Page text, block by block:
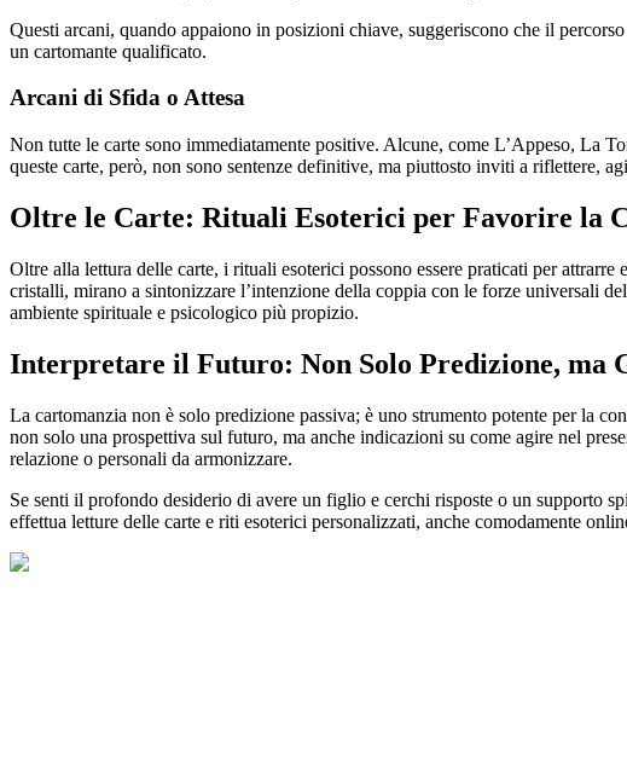
Questi arcani, quando appaiono in posizioni chiave, suggeriscono che il
un cartomante qualificato.
Arcani di Sfida o Attesa
Non tutte le carte sono immediatamente positive. Alcune, come L’Appeso, La
queste carte, però, non sono sentenze definitive, ma piuttosto inviti a riflettere,
Oltre le Carte: Rituali Esoterici per Favorire la
Oltre alla lettura delle carte, i rituali esoterici possono essere praticati per
cristalli, mirano a sintonizzare l’intenzione della coppia con le forze universali
ambiente spirituale e psicologico più propizio.
Interpretare il Futuro: Non Solo Predizione, ma
La cartomanzia non è solo predizione passiva; è uno strumento potente per la
non solo una prospettiva sul futuro, ma anche indicazioni su come agire nel
relazione o personali da armonizzare.
Se senti il profondo desiderio di avere un figlio e cerchi risposte o un supporto
effettua letture delle carte e riti esoterici personalizzati, anche comodamente